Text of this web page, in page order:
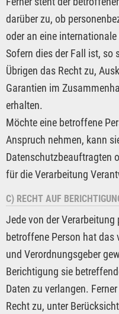
darüber zu, ob
oder an eine
Sofern dies der Fall ist, so
Übrigen das Recht zu,
Garantien im
erhalten.
Möchte eine betroffene
Anspruch nehmen, kann
Datenschutzbeauftragten
für die Verarbeitung
C) RECHT AUF
Jede von der Verarbeitung
betroffene Person hat das
und Verordnungsgeber
Berichtigung sie
Daten zu verlangen.
Recht zu, unter